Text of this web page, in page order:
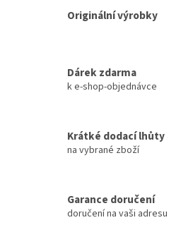
Originální výrobky
Dárek zdarma
k e-shop-objednávce
Krátké dodací lhůty
na vybrané zboží
Garance doručení
doručení na vaši adresu